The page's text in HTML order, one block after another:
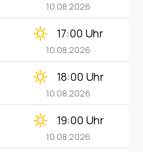
10.08.2026
clear_day 17:00 Uhr
10.08.2026
clear_day 18:00 Uhr
10.08.2026
clear_day 19:00 Uhr
10.08.2026